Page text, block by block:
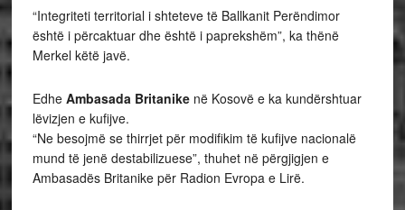
“Integriteti territorial i shteteve të Ballkanit Perëndimor
është i përcaktuar dhe është i paprekshëm”, ka thënë
Merkel këtë javë.
Edhe Ambasada Britanikenë Kosovë e ka kundërshtuar
lëvizjen e kufijve.
“Ne besojmë se thirrjet për modifikim të kufijve nacionalë
mund të jenë destabilizuese”, thuhet në përgjigjen e
Ambasadës Britanike për Radion Evropa e Lirë.